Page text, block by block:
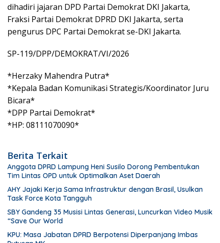
dihadiri jajaran DPD Partai Demokrat DKI Jakarta,
Fraksi Partai Demokrat DPRD DKI Jakarta, serta
pengurus DPC Partai Demokrat se-DKI Jakarta.
SP-119/DPP/DEMOKRAT/VI/2026
*Herzaky Mahendra Putra*
*Kepala Badan Komunikasi Strategis/Koordinator Juru
Bicara*
*DPP Partai Demokrat*
*HP: 08111070090*
Berita Terkait
Anggota DPRD Lampung Heni Susilo Dorong Pembentukan
Tim Lintas OPD untuk Optimalkan Aset Daerah
AHY Jajaki Kerja Sama Infrastruktur dengan Brasil, Usulkan
Task Force Kota Tangguh
SBY Gandeng 35 Musisi Lintas Generasi, Luncurkan Video Musik
“Save Our World
KPU: Masa Jabatan DPRD Berpotensi Diperpanjang Imbas